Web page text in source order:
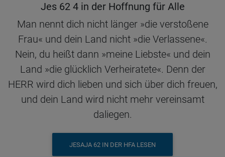
Jes 62 4 in der Hoffnung für Alle
Man nennt dich nicht länger »die verstoßene
Frau« und dein Land nicht »die Verlassene«.
Nein, du heißt dann »meine Liebste« und dein
Land »die glücklich Verheiratete«. Denn der
HERR wird dich lieben und sich über dich freuen,
und dein Land wird nicht mehr vereinsamt
daliegen.
JESAJA 62 IN DER HFA LESEN